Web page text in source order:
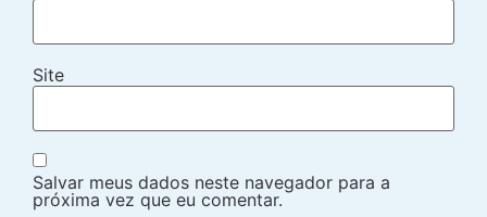
Site
Salvar meus dados neste navegador para a
próxima vez que eu comentar.